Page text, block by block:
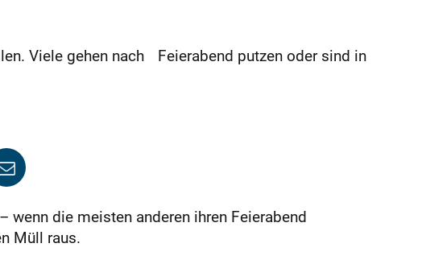
Viele gehen nach Feierabend putzen oder sind in
wenn die meisten anderen ihren Feierabend
Müll raus.